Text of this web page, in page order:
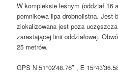
W kompleksie leśnym (oddział 16
pomnikowa lipa drobnolistna. Jest
zlokalizowana jest poza
zarastającej linii oddziałowej.
25 metrów.
GPS N 51°02′48.76″ , E